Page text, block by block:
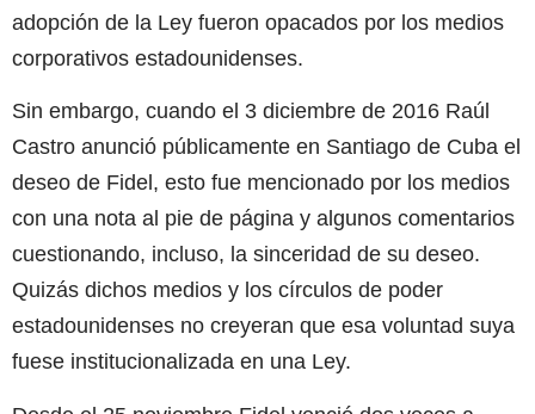
adopción de la Ley fueron opacados por los medios
corporativos estadounidenses.
Sin embargo, cuando el 3 diciembre de 2016 Raúl
Castro anunció públicamente en Santiago de Cuba el
deseo de Fidel, esto fue mencionado por los medios
con una nota al pie de página y algunos comentarios
cuestionando, incluso, la sinceridad de su deseo.
Quizás dichos medios y los círculos de poder
estadounidenses no creyeran que esa voluntad suya
fuese institucionalizada en una Ley.